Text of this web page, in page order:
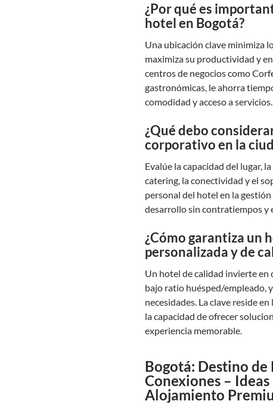
¿Por qué es
hotel en Bogotá?
Una ubicación clave minimiza
maximiza su productividad y
centros de negocios como
gastronómicas, le ahorra
comodidad y acceso a servicios.
¿Qué debo
corporativo en la
Evalúe la capacidad del lugar,
catering, la conectividad y el
personal del hotel en la
desarrollo sin contratiempos y
¿Cómo garantiza un
personalizada y de
Un hotel de calidad invierte en
bajo ratio huésped/empleado,
necesidades. La clave reside
la capacidad de ofrecer
experiencia memorable.
Bogotá: Destino de
Conexiones –
Alojamiento